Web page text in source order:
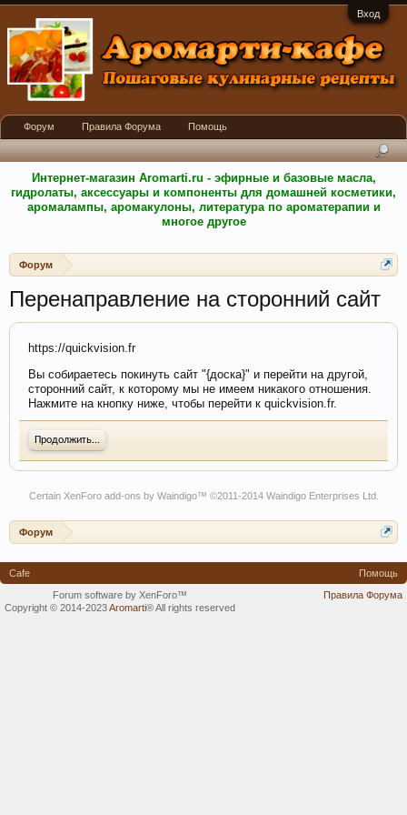
Вход
Интернет-магазин Aromarti.ru - эфирные и базовые масла,
гидролаты, аксессуары и компоненты для домашней косметики,
аромалампы, аромакулоны, литература по ароматерапии и
многое другое
Форум
Перенаправление на сторонний сайт
https://quickvision.fr
Вы собираетесь покинуть сайт "{доска}" и перейти на другой,
сторонний сайт, к которому мы не имеем никакого отношения.
Нажмите на кнопку ниже, чтобы перейти к quickvision.fr.
Продолжить...
Certain XenForo add-ons by Waindigo™ ©2011-2014 Waindigo Enterprises Ltd.
Форум
Форум Правила Форума Помощь
Cafe
Помощь
Правила Форума
Forum software by XenForo™
Copyright © 2014-2023Aromarti®All rights reserved